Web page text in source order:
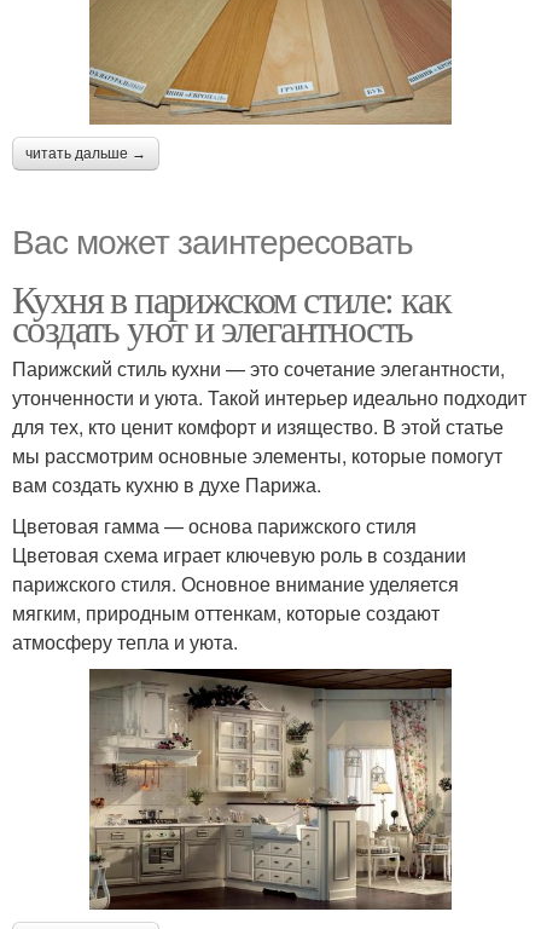
читать дальше →
Вас может заинтересовать
Кухня в парижском стиле: как
создать уют и элегантность
Парижский стиль кухни — это сочетание элегантности,
утонченности и уюта. Такой интерьер идеально подходит
для тех, кто ценит комфорт и изящество. В этой статье
мы рассмотрим основные элементы, которые помогут
вам создать кухню в духе Парижа.
Цветовая гамма — основа парижского стиля
Цветовая схема играет ключевую роль в создании
парижского стиля. Основное внимание уделяется
мягким, природным оттенкам, которые создают
атмосферу тепла и уюта.